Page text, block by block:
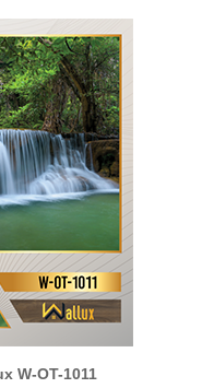
W-OT-1011